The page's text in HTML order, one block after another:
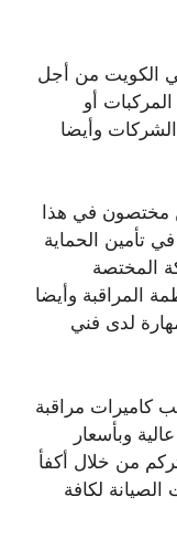
الكويت من أجل
أو
وأيضا
مختصون في هذا
تأمين الحماية
المختصة
المراقبة وأيضا
لدى فني
كاميرات مراقبة
وبأسعار
من خلال أكفأ
الصيانة لكافة